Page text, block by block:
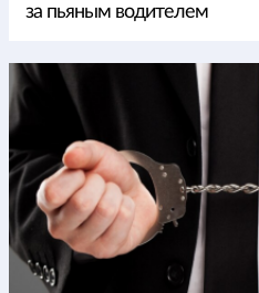
за пьяным водителем